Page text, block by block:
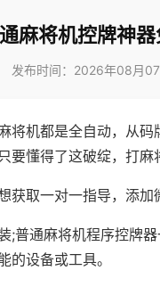
麻将机控牌神
发布时间：2026年08月
将机都是全自动，从
懂得了这破绽，打麻
获取一对一指导，添加
;普通麻将机程序控牌
的设备或工具。